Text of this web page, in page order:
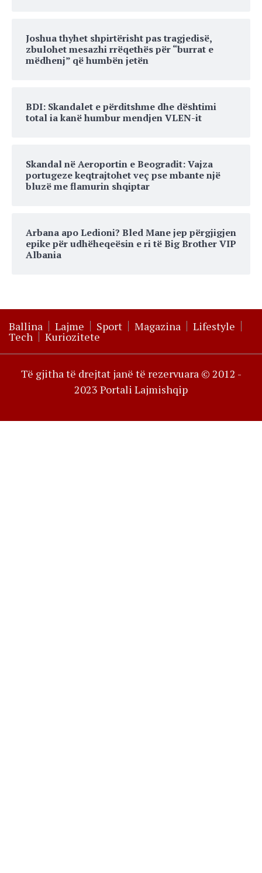
Joshua thyhet shpirtërisht pas tragjedisë,
zbulohet mesazhi rrëqethës për “burrat e
mëdhenj” që humbën jetën
BDI: Skandalet e përditshme dhe dështimi
total ia kanë humbur mendjen VLEN-it
Skandal në Aeroportin e Beogradit: Vajza
portugeze keqtrajtohet veç pse mbante një
bluzë me flamurin shqiptar
Arbana apo Ledioni? Bled Mane jep përgjigjen
epike për udhëheqeësin e ri të Big Brother VIP
Albania
Ballina Lajme Sport Magazina Lifestyle
Tech Kuriozitete
Të gjitha të drejtat janë të rezervuara © 2012 -
2023 Portali Lajmishqip